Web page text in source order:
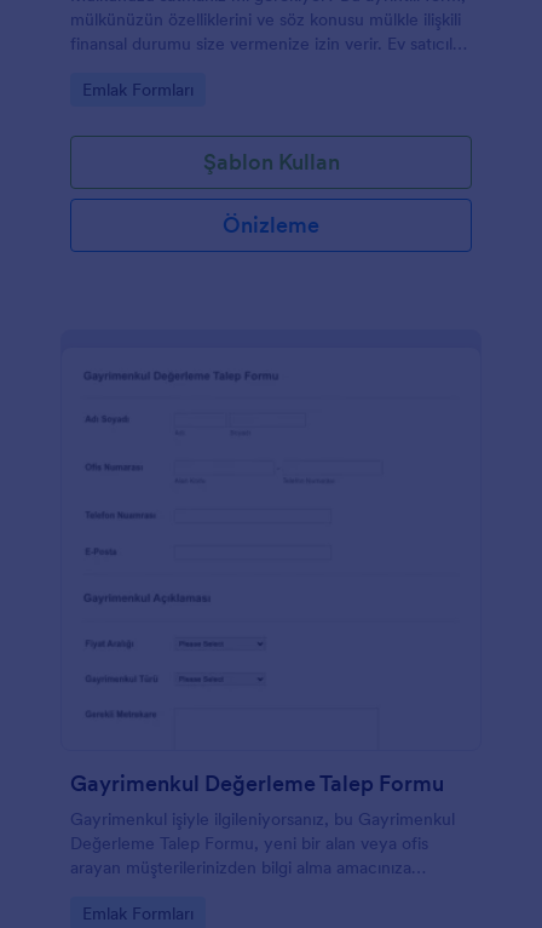
mülkünüzün özelliklerini ve söz konusu mülkle ilişkili
finansal durumu size vermenize izin verir. Ev satıcıları
Go to Category:
Emlak Formları
Şablon Kullan
Önizleme
Gayrimenkul Değerleme Talep Formu
Gayrimenkul işiyle ilgileniyorsanız, bu Gayrimenkul
Değerleme Talep Formu, yeni bir alan veya ofis
arayan müşterilerinizden bilgi alma amacınıza
sağlayacakları mülk açıklamasına dayalı olarak
Go to Category:
Emlak Formları